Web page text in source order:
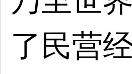
了民营